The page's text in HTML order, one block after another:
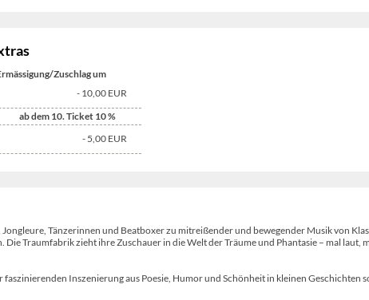
Zuschlag um
- 10,00 EUR
ab dem 10. Ticket 10%
- 5,00 EUR
Tänzerinnen und Beatboxer zu mitreißender und bewegender Musik von
Traumfabrik zieht ihre Zuschauer in die Welt der Träume und Phantasie – mal laut,
faszinierenden Inszenierung aus Poesie, Humor und Schönheit in kleinen Geschichten